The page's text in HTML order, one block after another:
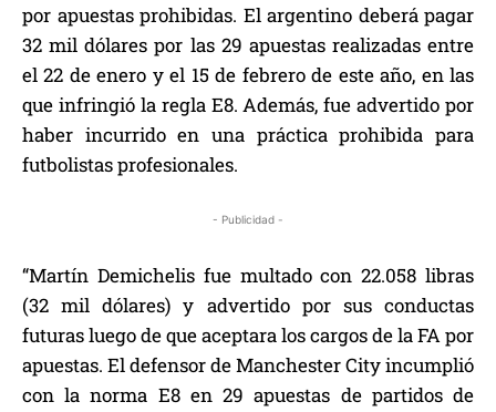
por apuestas prohibidas. El argentino deberá pagar
32 mil dólares por las 29 apuestas realizadas entre
el 22 de enero y el 15 de febrero de este año, en las
que infringió la regla E8. Además, fue advertido por
haber incurrido en una práctica prohibida para
futbolistas profesionales.
- Publicidad -
“Martín Demichelis fue multado con 22.058 libras
(32 mil dólares) y advertido por sus conductas
futuras luego de que aceptara los cargos de la FA por
apuestas. El defensor de Manchester City incumplió
con la norma E8 en 29 apuestas de partidos de